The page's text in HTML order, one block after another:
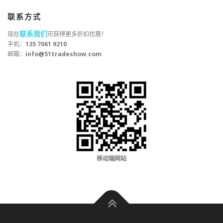
联系方式
现在联系我们可获得更多折扣优惠！
手机： 135 7061 9210
邮箱： info@51tradeshow.com
移动端网站